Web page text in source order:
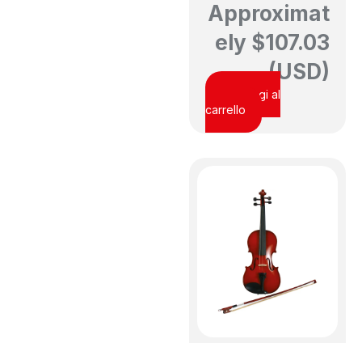
Approximat
ely $107.03
(USD)
Aggiungi al
carrello